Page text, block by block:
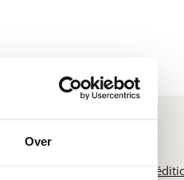
Over